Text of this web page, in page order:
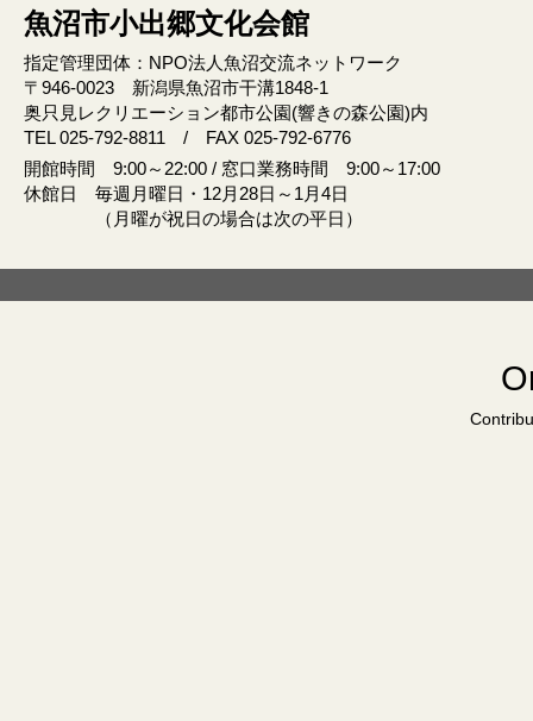
魚沼市小出郷文化会館
指定管理団体：NPO法人魚沼交流ネットワーク
〒946‐0023 新潟県魚沼市干溝1848‐1
奥只見レクリエーション都市公園(響きの森公園)内
TEL 025-792-8811 / FAX 025-792-6776
開館時間 9:00～22:00 / 窓口業務時間 9:00～17:00
休館日 毎週月曜日・12月28日～1月4日
（月曜が祝日の場合は次の平日）